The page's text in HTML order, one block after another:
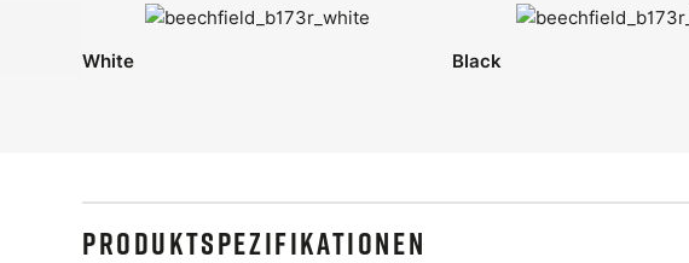
White Black
PRODUKTSPEZIFIKATIONEN